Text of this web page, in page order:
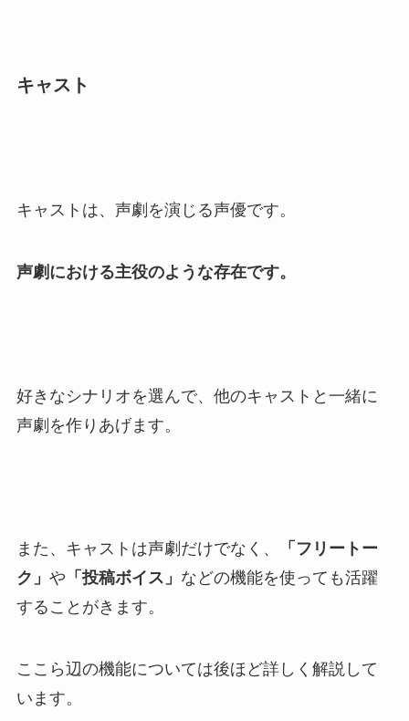
キャスト
キャストは、声劇を演じる声優です。
声劇における主役のような存在です。
好きなシナリオを選んで、他のキャストと一緒に
声劇を作りあげます。
また、キャストは声劇だけでなく、
「フリートー
ク」 や 「投稿ボイス」 などの機能を使っても活躍
することがきます。
ここら辺の機能については後ほど詳しく解説して
います。